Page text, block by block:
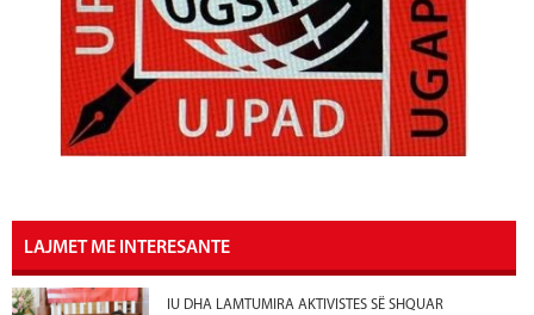
LAJMET ME INTERESANTE
IU DHA LAMTUMIRA AKTIVISTES SË SHQUAR